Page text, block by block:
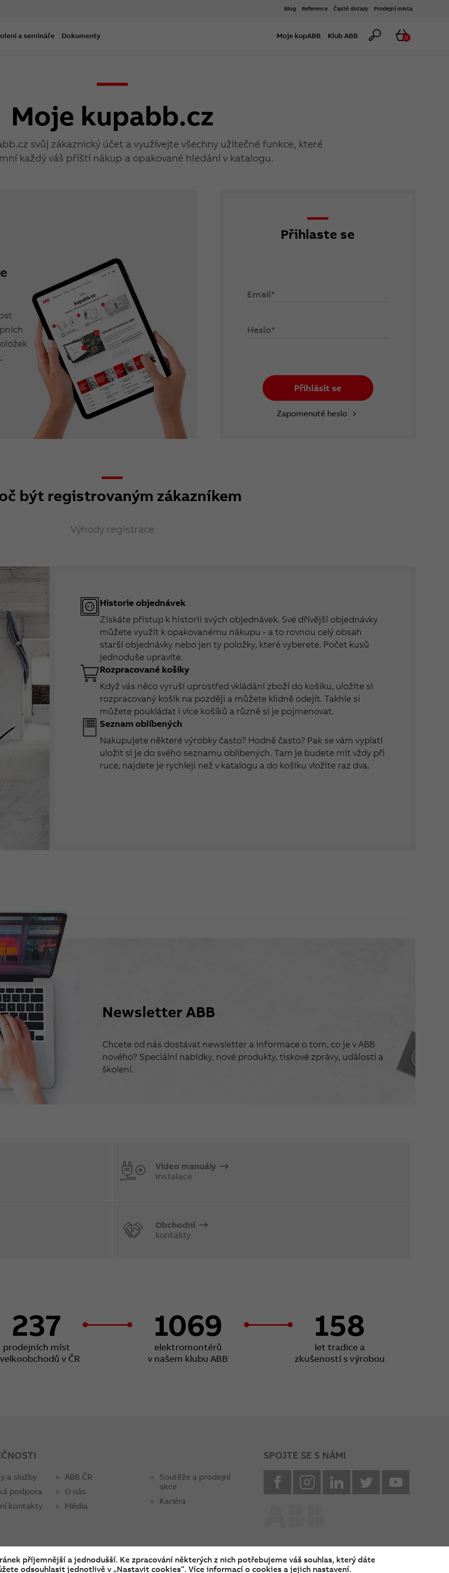
Blog Reference Časté dotazy Prodejní místa
a semináře Dokumenty Moje kupABB Klub ABB Hledat
0
Moje kupabb.cz
svůj zákaznický účet a využívejte všechny užitečné funkce, které
každý váš příští nákup a opakované hledání v katalogu.
Přihlaste se
Email*
Heslo*
Přihlásit se
Zapomenuté heslo
být registrovaným zákazníkem
Výhody registrace
Historie objednávek
Získáte přístup k historii svých objednávek. Své dřívější objednávky
můžete využít k opakovanému nákupu - a to rovnou celý obsah
starší objednávky nebo jen ty položky, které vyberete. Počet kusů
jednoduše upravíte.
Rozpracované košíky
Když vás něco vyruší uprostřed vkládání zboží do košíku, uložíte si
rozpracovaný košík na později a můžete klidně odejít. Takhle si
můžete poukládat i více košíků a různě si je pojmenovat.
Seznam oblíbených
Nakupujete některé výrobky často? Hodně často? Pak se vám vyplatí
uložit si je do svého seznamu oblíbených. Tam je budete mít vždy při
ruce, najdete je rychleji než v katalogu a do košíku vložíte raz dva.
Newsletter ABB
Chcete od nás dostávat newsletter a informace o tom, co je v ABB
nového? Speciální nabídky, nové produkty, tiskové zprávy, události a
školení.
Video manuály
instalace
Obchodní
kontakty
237
prodejních míst
v ČR
1069
elektromontérů
v našem klubu ABB
158
let tradice a
zkušeností s výrobou
a služby
podpora
kontakty
ABB ČR
O nás
Média
Soutěže a prodejní
akce
Kariéra
SPOJTE SE S NÁMI
facebook instagramLinkedin twitter
příjemnější a jednodušší. Ke zpracování některých z nich potřebujeme váš souhlas, který dáte
odsouhlasit jednotlivě v „Nastavit cookies“. Více informací o cookies a jejich nastavení.